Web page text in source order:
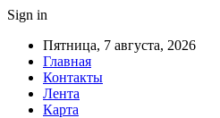
Sign in
Пятница, 7 августа, 2026
Главная
Контакты
Лента
Карта